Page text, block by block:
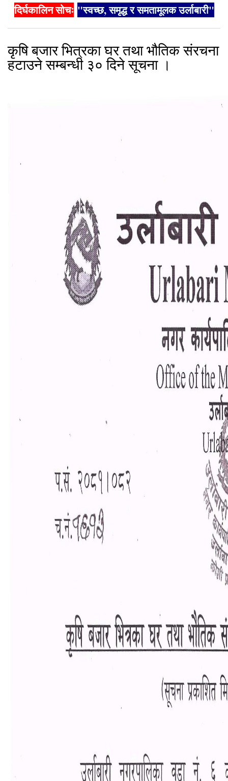
दिर्घकालिन सोचः "स्वच्छ, समृद्ध र समतामूलक उर्लाबारी"
कृषि बजार भित्रका घर तथा भौतिक संरचना
हटाउने सम्बन्धी ३० दिने सूचना ।